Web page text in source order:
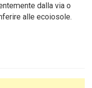
dalla via o
alle ecoiosole.